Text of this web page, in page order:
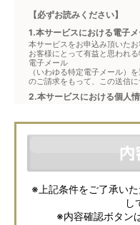
【必ずお読みください】
1.本サービスにおける電子
本サービスをお申込み頂いた
お客様にとって有益と思われ
電子メール
（いわゆる特定電子メール）
のご請求をもって、この送信
2.本サービスにおける個人
本フォームからお客様が記入
などの資料送付・電子メール
動産会社が利用・保管します
の取扱いについては、各不動
また、上記とは別にメジャー
に、お客様の個人情報をサー
ます。 ご記入の内容が不明瞭
本サービスを円滑に運用する
ブンから確認のご連絡をさせ
ご了承ください。
メジャーセブンの個人情報の
※上記条件をご了承いた
し
※内容確認ボタン